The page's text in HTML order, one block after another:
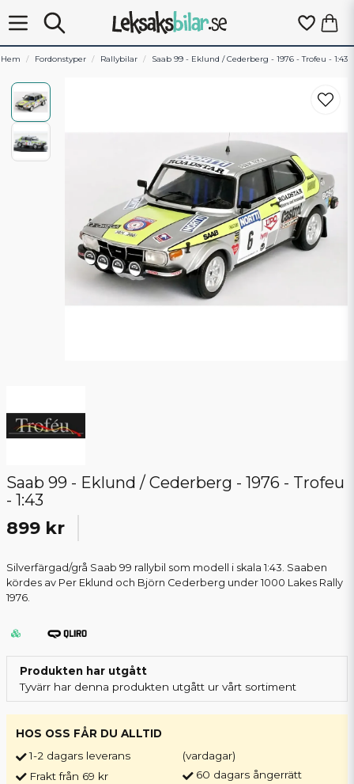
Hem Fordonstyper Rallybilar Saab 99 - Eklund / Cederberg - 1976 - Trofeu - 1:43
Saab 99 - Eklund / Cederberg - 1976 - Trofeu
- 1:43
899 kr
Silverfärgad/grå Saab 99 rallybil som modell i skala 1:43. Saaben
kördes av Per Eklund och Björn Cederberg under 1000 Lakes Rally
1976.
Produkten har utgått
Tyvärr har denna produkten utgått ur vårt sortiment
HOS OSS FÅR DU ALLTID
1-2 dagars leverans
Frakt från 69 kr
(vardagar)
60 dagars ångerrätt